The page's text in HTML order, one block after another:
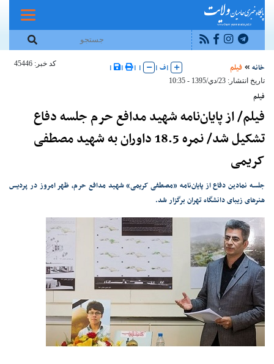
خانه فیلم |ف |
|
|
|
|
کد خبر: 45446
تاریخ انتشار: 23/دي/1395 - 10:35
فیلم
فیلم/ از پایان‌نامه شهید مدافع حرم جلسه دفاع
تشکیل شد/ نمره 18.5 داوران به شهید مصطفی
کریمی
جلسه نمادین دفاع از پایان‌نامه «مصطفی کریمی» شهید مدافع حرم، ظهر امروز در پردیس
هنرهای زیبای دانشگاه تهران برگزار شد.